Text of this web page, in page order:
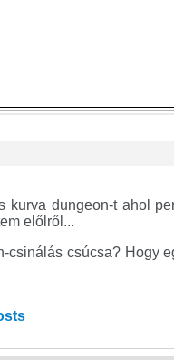
kurva dungeon-t ahol
előlről...
csúcsa? Hogy